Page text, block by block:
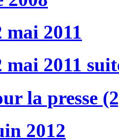
mai 2011
mai 2011
la presse
2012